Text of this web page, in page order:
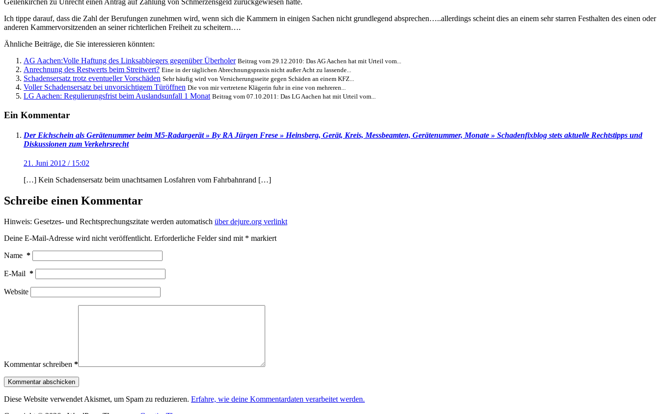
Ich tippe darauf, dass die Zahl der Berufungen zunehmen wird, wenn sich die Kammern in einigen Sachen nicht grundlegend absprechen…..allerdings scheint dies an einem sehr starren Festhalten des einen oder
anderen Kammervorsitzenden an seiner richterlichen Freiheit zu scheitern….
Ähnliche Beiträge, die Sie interessieren könnten:
AG Aachen:Volle Haftung des Linksabbiegers gegenüber Überholer Beitrag vom 29.12.2010: Das AG Aachen hat mit Urteil vom...
Anrechnung des Restwerts beim Streitwert? Eine in der täglichen Abrechnungspraxis nicht außer Acht zu lassende...
Schadensersatz trotz eventueller Vorschäden Sehr häufig wird von Versicherungsseite gegen Schäden an einem KFZ...
Voller Schadensersatz bei unvorsichtigem Türöffnen Die von mir vertretene Klägerin fuhr in eine von mehreren...
LG Aachen: Regulierungsfrist beim Auslandsunfall 1 Monat Beitrag vom 07.10.2011: Das LG Aachen hat mit Urteil vom...
Ein Kommentar
Der Eichschein als Gerätenummer beim M5-Radargerät » By RA Jürgen Frese » Heinsberg, Gerät, Kreis, Messbeamten, Gerätenummer, Monate » Schadenfixblog stets aktuelle Rechtstipps und
Diskussionen zum Verkehrsrecht
21. Juni 2012 / 15:02
[…] Kein Schadensersatz beim unachtsamen Losfahren vom Fahrbahnrand […]
Schreibe einen Kommentar
Hinweis: Gesetzes- und Rechtsprechungszitate werden automatisch über dejure.org verlinkt
Deine E-Mail-Adresse wird nicht veröffentlicht. Erforderliche Felder sind mit * markiert
Name *
E-Mail *
Website
Kommentar schreiben *
Kommentar abschicken
Diese Website verwendet Akismet, um Spam zu reduzieren. Erfahre, wie deine Kommentardaten verarbeitet werden.